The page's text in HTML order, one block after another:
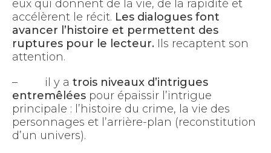
eux qui donnent de la vie, de la rapidité et
accélèrent le récit. Les dialogues font
avancer l’histoire et permettent des
ruptures pour le lecteur. Ils recaptent son
attention.
– il y a trois niveaux d’intrigues
entremêlées pour épaissir l’intrigue
principale : l’histoire du crime, la vie des
personnages et l’arrière-plan (reconstitution
d’un univers).